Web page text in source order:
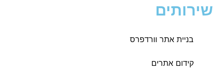
שירותים
בניית אתר וורדפרס
קידום אתרים